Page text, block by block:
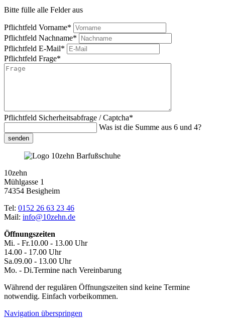
Bitte fülle alle Felder aus
Pflichtfeld Vorname*
Pflichtfeld Nachname*
Pflichtfeld E-Mail*
Pflichtfeld Frage*
Pflichtfeld Sicherheitsabfrage / Captcha*
Was ist die Summe aus 6 und 4?
senden
10zehn
Mühlgasse 1
74354 Besigheim
Tel: 0152 26 63 23 46
Mail: info@10zehn.de
Öffnungszeiten
Mi. - Fr.10.00 - 13.00 Uhr
14.00 - 17.00 Uhr
Sa.09.00 - 13.00 Uhr
Mo. - Di.Termine nach Vereinbarung
Während der regulären Öffnungszeiten sind keine Termine
notwendig. Einfach vorbeikommen.
Navigation überspringen